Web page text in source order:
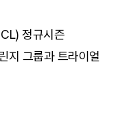
정규시즌
지 그룹과 트라이얼